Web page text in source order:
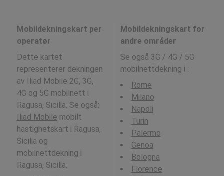
Mobildekningskart per
operatør
Dette kartet
representerer dekningen
av Iliad Mobile 2G, 3G,
4G og 5G mobilnett i
Ragusa, Sicilia. Se også:
Iliad Mobile mobilt
hastighetskart i Ragusa,
Sicilia og
mobilnettdekning i
Ragusa, Sicilia.
Mobildekningskart for
andre områder
Se også 3G / 4G / 5G
mobilnettdekning i :
Rome
Milano
Napoli
Turin
Palermo
Genoa
Bologna
Florence